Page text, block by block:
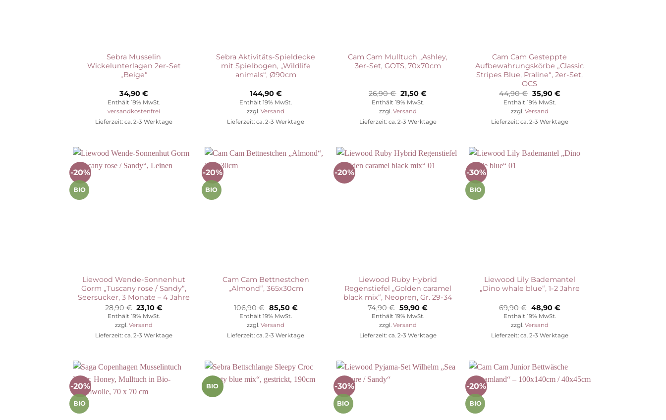
Sebra Musselin
Wickelunterlagen 2er-Set
„Beige“
34,90€
Enthält 19% MwSt.
versandkostenfrei
Lieferzeit: ca. 2-3 Werktage
Sebra Aktivitäts-Spieldecke
mit Spielbogen, „Wildlife
animals“, Ø90cm
144,90 €
Enthält 19% MwSt.
zzgl.Versand
Lieferzeit: ca. 2-3 Werktage
Cam Cam Mulltuch „Ashley,
3er-Set, GOTS, 70x70cm
26,90€ Ursprünglicher
Preis
war:
26,90 €
21,50 €Aktueller
Enthält 19% MwSt.
zzgl. Versand
Lieferzeit: ca. 2-3 Werktage
Cam Cam Gesteppte
Aufbewahrungskörbe „Classic
Stripes Blue, Praline“, 2er-Set,
OCS
44,90€ Ursprünglicher
Preis
war:
44,90 €
35,90 €Aktueller
Enthält 19% MwSt.
zzgl. Versand
Lieferzeit: ca. 2-3 Werktage
-20%
BIO
Liewood Wende-Sonnenhut
Gorm „Tuscany rose / Sandy“,
Seersucker, 3 Monate – 4 Jahre
28,90€ Ursprünglicher
Preis
war:
28,90 €
23,10€Aktueller
Enthält 19% MwSt.
zzgl.Versand
Lieferzeit: ca. 2-3 Werktage
-20%
BIO
Cam Cam Bettnestchen
„Almond“, 365x30cm
106,90€ Ursprünglicher
Preis
war:
106,90 €
85,50 €Aktueller
Enthält 19% MwSt.
zzgl.Versand
Lieferzeit: ca. 2-3 Werktage
-20%
Liewood Ruby Hybrid
Regenstiefel „Golden caramel
black mix“, Neopren, Gr. 29-34
74,90€ Ursprünglicher
Preis
war:
74,90 €
59,90 €Aktueller
Enthält 19% MwSt.
zzgl. Versand
Lieferzeit: ca. 2-3 Werktage
-30%
BIO
Liewood Lily Bademantel
„Dino whale blue“, 1-2 Jahre
69,90€ Ursprünglicher
Preis
war:
69,90 €
48,90 €Aktueller
Enthält 19% MwSt.
zzgl. Versand
Lieferzeit: ca. 2-3 Werktage
-20%
BIO
BIO -30%
BIO
-20%
BIO